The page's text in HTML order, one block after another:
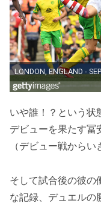
いや誰！？という状
デビューを果たす冨
（デビュー戦から
そして試合後の彼の
な記録、デュエルの